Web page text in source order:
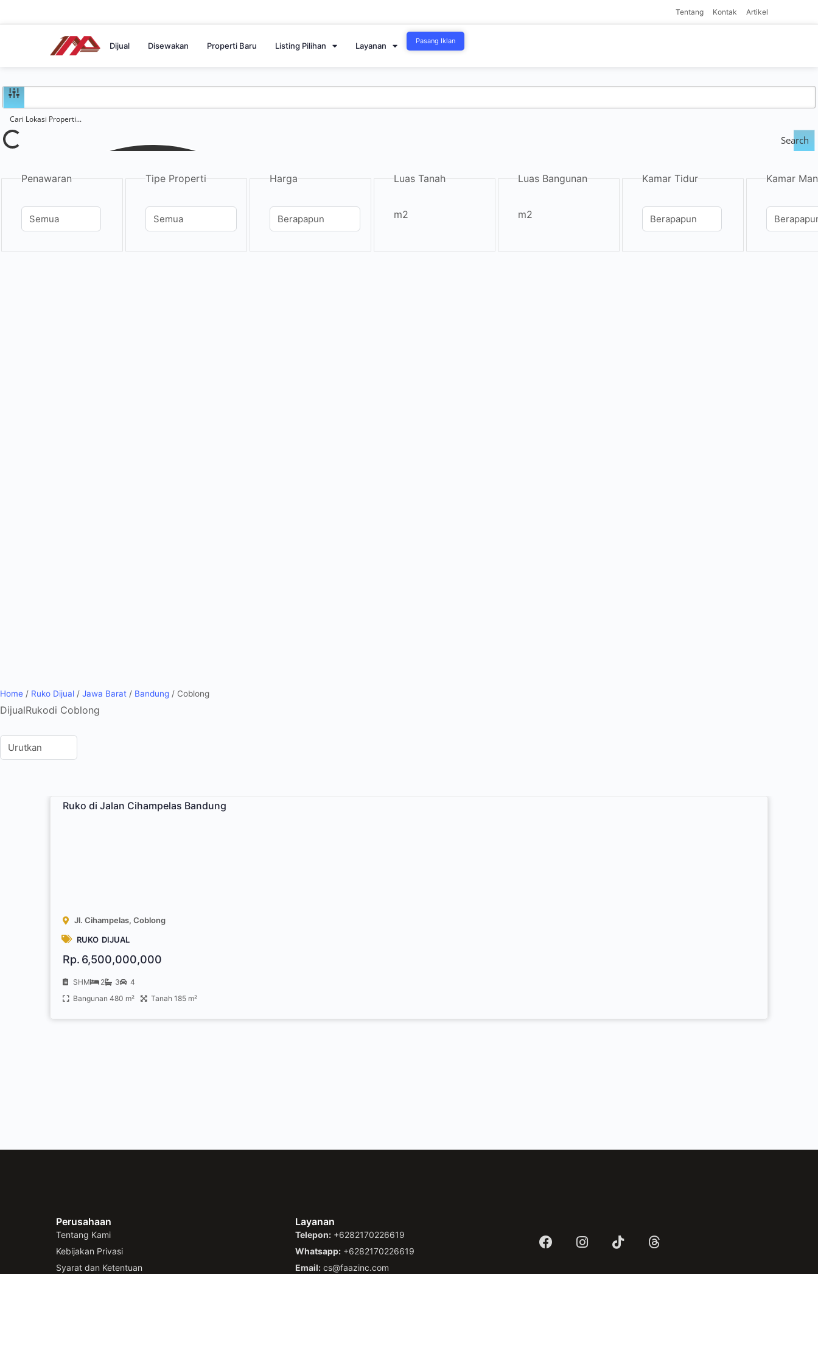
Tentang Kontak Artikel
Dijual Disewakan Properti Baru Listing Pilihan Layanan Pasang Iklan
Search
Penawaran Tipe Properti Harga Luas Tanah
m2
Luas Bangunan
m2
Kamar Tidur Kamar
Home / Ruko Dijual / Jawa Barat / Bandung / Coblong
DijualRukodi Coblong
Ruko di Jalan Cihampelas Bandung
Jl. Cihampelas, Coblong
RUKO DIJUAL
Rp. 6,500,000,000
SHM 2 3
4
Bangunan 480 m²
Tanah 185 m²
Perusahaan
Tentang Kami
Kebijakan Privasi
Syarat dan Ketentuan
Layanan
Telepon:+6282170226619
Whatsapp:+6282170226619
Email:cs@faazinc.com